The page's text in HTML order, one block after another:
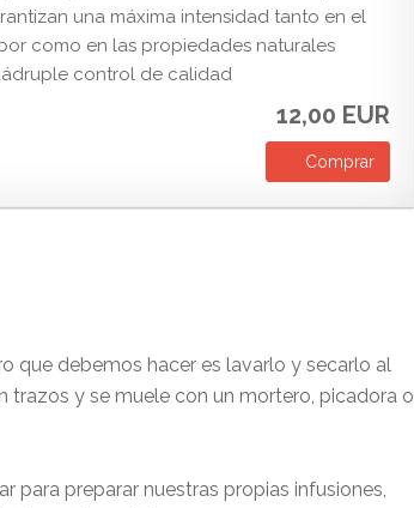
una máxima intensidad tanto en el
como en las propiedades naturales
control de calidad
12,00 EUR
Comprar
que debemos hacer es lavarlo y secarlo al
trazos y se muele con un mortero, picadora o
para preparar nuestras propias infusiones,